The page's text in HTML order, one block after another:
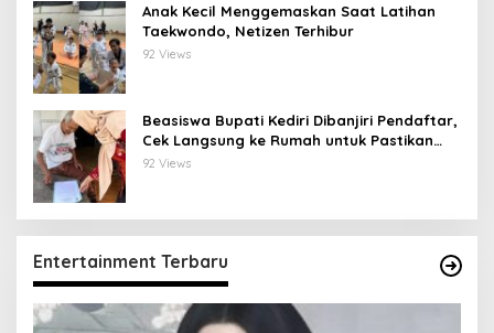
Anak Kecil Menggemaskan Saat Latihan
Taekwondo, Netizen Terhibur
92 Views
Beasiswa Bupati Kediri Dibanjiri Pendaftar,
Cek Langsung ke Rumah untuk Pastikan
Tepat Sasaran
92 Views
Entertainment Terbaru